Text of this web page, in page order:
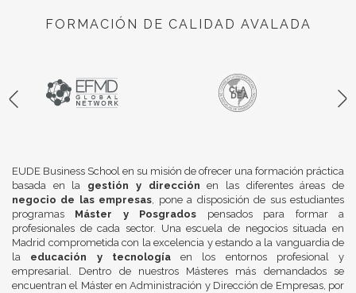
FORMACIÓN DE CALIDAD AVALADA
EUDE Business School en su misión de ofrecer una formación práctica
basada en la gestión y dirección en las diferentes áreas de
negocio de las empresas, pone a disposición de sus estudiantes
programas Máster y Posgrados pensados para formar a
profesionales de cada sector. Una escuela de negocios situada en
Madrid comprometida con la excelencia y estando a la vanguardia de
la educación y tecnologíaen los entornos profesional y
empresarial. Dentro de nuestros Másteres más demandados se
encuentran el Máster en Administración y Dirección de Empresas, por